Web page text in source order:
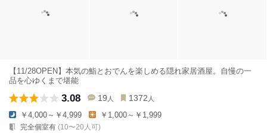
【11/28OPEN】本気の鮨とおでんを楽しめる隠れ家居酒屋。自慢の一
品を心ゆくまで堪能
3.08 19 人 1372 人
￥4,000～￥4,999 ￥1,000～￥1,999
完全個室有 (10〜20人可)